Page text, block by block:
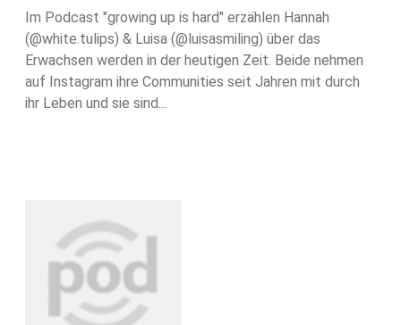
Im Podcast "growing up is hard" erzählen Hannah
(@white.tulips) & Luisa (@luisasmiling) über das
Erwachsen werden in der heutigen Zeit. Beide nehmen
auf Instagram ihre Communities seit Jahren mit durch
ihr Leben und sie sind...